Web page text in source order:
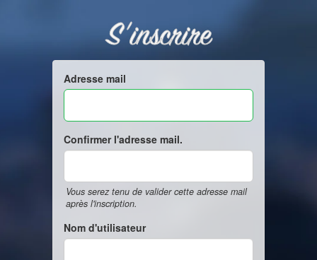
S'inscrire
Adresse mail
Confirmer l'adresse mail.
Vous serez tenu de valider cette adresse mail
après l'inscription.
Nom d'utilisateur